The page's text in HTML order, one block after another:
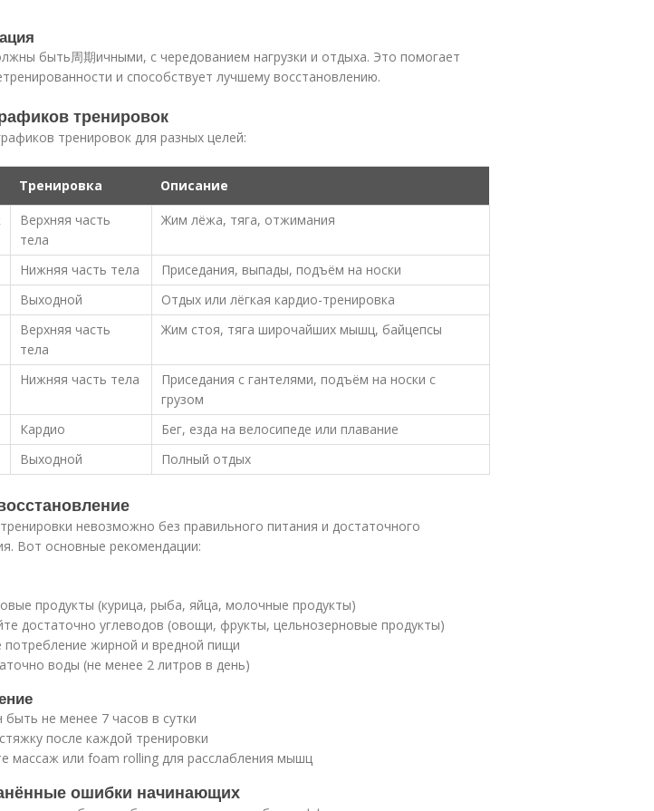
быть周期ичными, с чередованием нагрузки и отдыха. Это помогает
и способствует лучшему восстановлению.
тренировок
тренировок для разных целей:
Тренировка
Описание
Верхняя часть
тела
Жим лёжа, тяга, отжимания
Нижняя часть тела
Приседания, выпады, подъём на носки
Выходной
Отдых или лёгкая кардио-тренировка
Верхняя часть
тела
Жим стоя, тяга широчайших мышц, байцепсы
Нижняя часть тела
Приседания с гантелями, подъём на носки с
грузом
Кардио
Бег, езда на велосипеде или плавание
Выходной Полный отдых
невозможно без правильного питания и достаточного
Вот основные рекомендации:
продукты (курица, рыба, яйца, молочные продукты)
достаточно углеводов (овощи, фрукты, цельнозерновые продукты)
потребление жирной и вредной пищи
воды (не менее 2 литров в день)
не менее 7 часов в сутки
после каждой тренировки
массаж или foam rolling для расслабления мышц
ошибки начинающих